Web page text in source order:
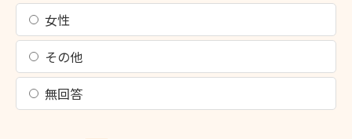
女性
その他
無回答